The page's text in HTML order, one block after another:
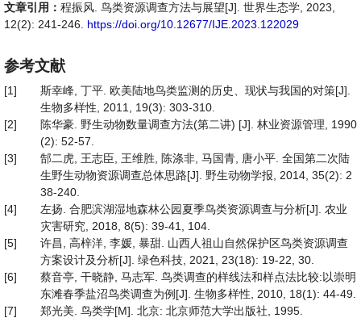
文章引用： 程振风. 鸟类资源调查方法与展望[J]. 世界生态学, 2023,
12(2): 241-246. https://doi.org/10.12677/IJE.2023.122029
参考文献
[1]
斯幸峰, 丁平. 欧美陆地鸟类监测的历史、现状与我国的对策[J].
生物多样性, 2011, 19(3): 303-310.
[2]
陈华豪. 野生动物数量调查方法(第二讲) [J]. 林业资源管理, 1990
(2): 52-57.
[3]
郜二虎, 王志臣, 王维胜, 陈涤非, 马国青, 唐小平. 全国第二次陆
生野生动物资源调查总体思路[J]. 野生动物学报, 2014, 35(2): 2
38-240.
[4]
左扬. 合肥滨湖湿地森林公园夏季鸟类资源调查与分析[J]. 农业
灾害研究, 2018, 8(5): 39-41, 104.
[5]
许昌, 高梓洋, 李媛, 暴甜. 山西人祖山自然保护区鸟类资源调查
方案设计及分析[J]. 绿色科技, 2021, 23(18): 19-22, 30.
[6]
蔡音亭, 干晓静, 马志军. 鸟类调查的样线法和样点法比较:以崇明
东滩春季盐沼鸟类调查为例[J]. 生物多样性, 2010, 18(1): 44-49.
[7]
郑光美. 鸟类学[M]. 北京: 北京师范大学出版社, 1995.